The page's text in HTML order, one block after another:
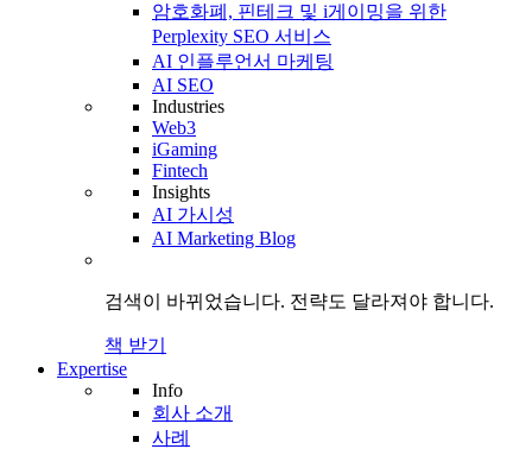
암호화폐, 핀테크 및 i게이밍을 위한
Perplexity SEO 서비스
AI 인플루언서 마케팅
AI SEO
Industries
Web3
iGaming
Fintech
Insights
AI 가시성
AI Marketing Blog
검색이 바뀌었습니다. 전략도 달라져야 합니다.
책 받기
Expertise
Info
회사 소개
사례